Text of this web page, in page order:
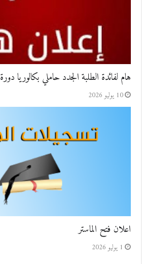
هام لفائدة الطلبة الجدد حاملي بكالوريا دورة 2026
10 يوليو 2026
اعلان فتح الماستر
1 يوليو 2026